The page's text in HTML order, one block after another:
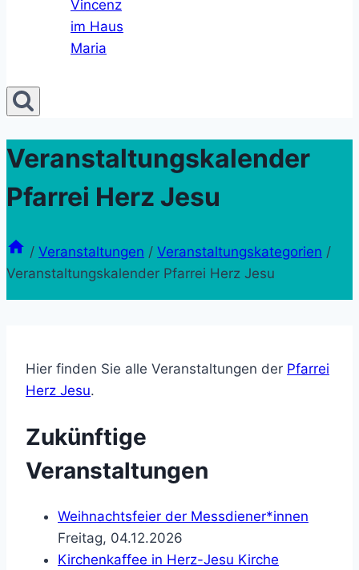
Vincenz
im Haus
Maria
Veranstaltungskalender
Pfarrei Herz Jesu
/ Veranstaltungen / Veranstaltungskategorien /
Veranstaltungskalender Pfarrei Herz Jesu
Hier finden Sie alle Veranstaltungen der Pfarrei
Herz Jesu.
Zukünftige
Veranstaltungen
Weihnachtsfeier der Messdiener*innen
Freitag, 04.12.2026
Kirchenkaffee in Herz-Jesu Kirche